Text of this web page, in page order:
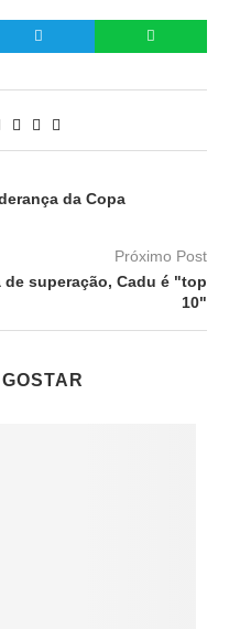
da Copa
Próximo Post
superação, Cadu é "top
10"